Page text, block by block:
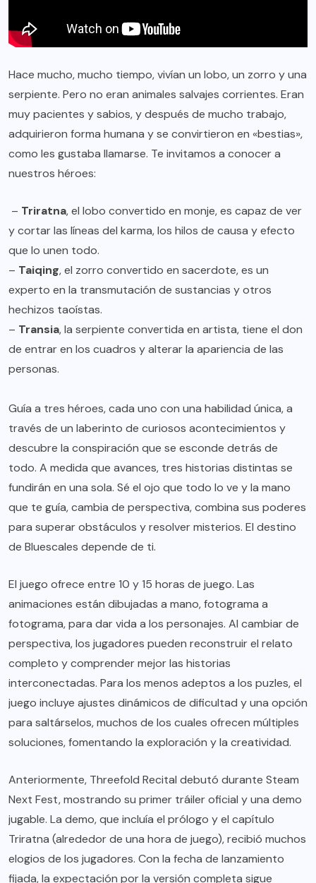
Hace mucho, mucho tiempo, vivían un lobo, un zorro y una
serpiente. Pero no eran animales salvajes corrientes. Eran
muy pacientes y sabios, y después de mucho trabajo,
adquirieron forma humana y se convirtieron en «bestias»,
como les gustaba llamarse. Te invitamos a conocer a
nuestros héroes:
– Triratna, el lobo convertido en monje, es capaz de ver
y cortar las líneas del karma, los hilos de causa y efecto
que lo unen todo.
– Taiqing, el zorro convertido en sacerdote, es un
experto en la transmutación de sustancias y otros
hechizos taoístas.
– Transia, la serpiente convertida en artista, tiene el don
de entrar en los cuadros y alterar la apariencia de las
personas.
Guía a tres héroes, cada uno con una habilidad única, a
través de un laberinto de curiosos acontecimientos y
descubre la conspiración que se esconde detrás de
todo. A medida que avances, tres historias distintas se
fundirán en una sola. Sé el ojo que todo lo ve y la mano
que te guía, cambia de perspectiva, combina sus poderes
para superar obstáculos y resolver misterios. El destino
de Bluescales depende de ti.
El juego ofrece entre 10 y 15 horas de juego. Las
animaciones están dibujadas a mano, fotograma a
fotograma, para dar vida a los personajes. Al cambiar de
perspectiva, los jugadores pueden reconstruir el relato
completo y comprender mejor las historias
interconectadas. Para los menos adeptos a los puzles, el
juego incluye ajustes dinámicos de dificultad y una opción
para saltárselos, muchos de los cuales ofrecen múltiples
soluciones, fomentando la exploración y la creatividad.
Anteriormente, Threefold Recital debutó durante Steam
Next Fest, mostrando su primer tráiler oficial y una demo
jugable. La demo, que incluía el prólogo y el capítulo
Triratna (alrededor de una hora de juego), recibió muchos
elogios de los jugadores. Con la fecha de lanzamiento
fijada, la expectación por la versión completa sigue